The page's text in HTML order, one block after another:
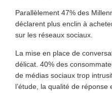
Parallèlement 47% des
déclarent plus enclin à
sur les réseaux sociaux.
La mise en place de
délicat. 40% des
de médias sociaux trop
l’étude, la qualité de réponse